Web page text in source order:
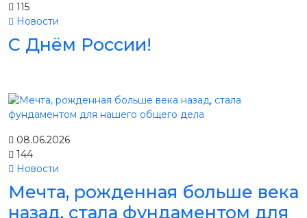
115
Новости
С Днём России!
08.06.2026
144
Новости
Мечта, рожденная больше века
назад, стала фундаментом для